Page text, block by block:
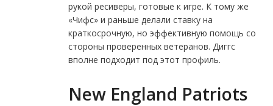
рукой ресиверы, готовые к игре. К тому же
«Чифс» и раньше делали ставку на
краткосрочную, но эффективную помощь со
стороны проверенных ветеранов. Диггс
вполне подходит под этот профиль.
New England Patriots